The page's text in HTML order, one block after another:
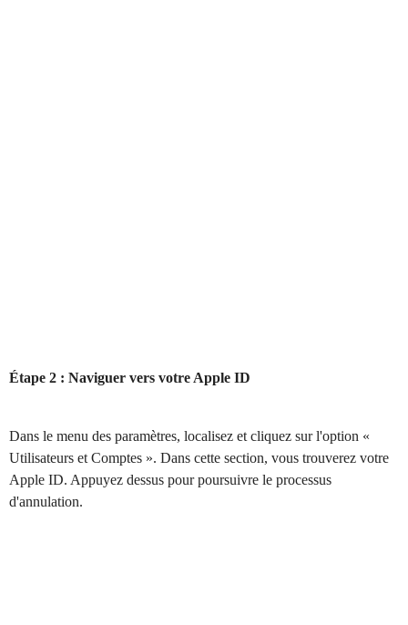
Étape 2 : Naviguer vers votre Apple ID
Dans le menu des paramètres, localisez et cliquez sur l'option «
Utilisateurs et Comptes ». Dans cette section, vous trouverez votre
Apple ID. Appuyez dessus pour poursuivre le processus
d'annulation.